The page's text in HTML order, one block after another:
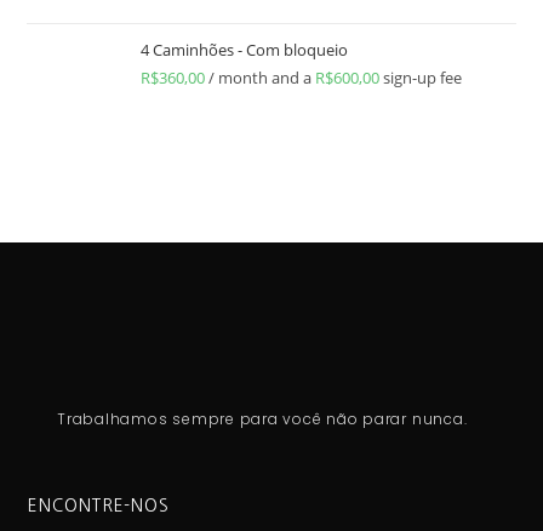
4 Caminhões - Com bloqueio
R$360,00/ month and a R$600,00sign-up fee
Trabalhamos sempre para você não parar nunca.
ENCONTRE-NOS